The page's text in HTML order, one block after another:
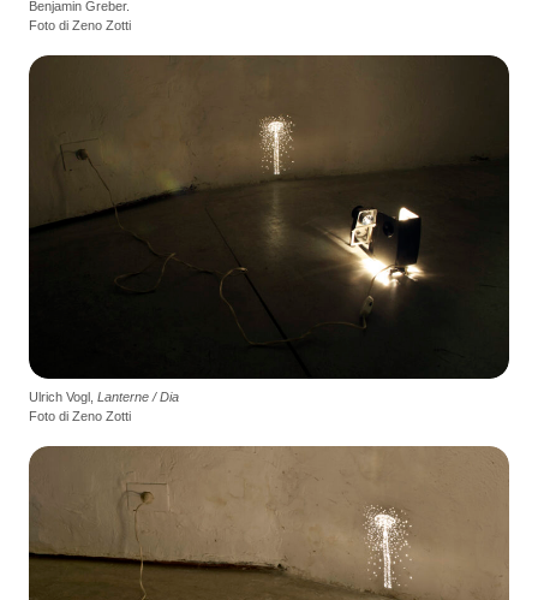
Benjamin Greber.
Foto di Zeno Zotti
Ulrich Vogl, Lanterne / Dia
Foto di Zeno Zotti